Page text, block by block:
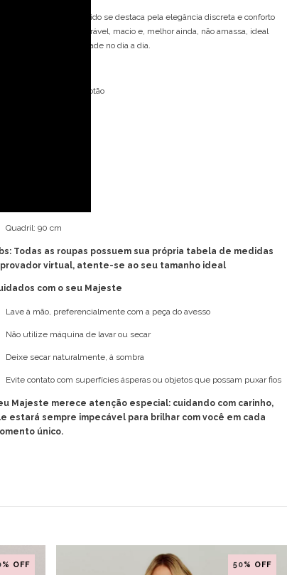
textura rústica, o tecido se destaca pela elegância discreta e conforto
toque. É resistente, durável, macio e, melhor ainda, não amassa, ideal
quem busca praticidade no dia a dia.
Zíper invisível e Botão
Quadril: 90 cm
Todas as roupas possuem sua própria tabela de medidas
virtual, atente-se ao seu tamanho ideal
com o seu Majeste
Lave à mão, preferencialmente com a peça do avesso
Não utilize máquina de lavar ou secar
Deixe secar naturalmente, à sombra
Evite contato com superfícies ásperas ou objetos que possam puxar fios
Majeste merece atenção especial: cuidando com carinho,
estará sempre impecável para brilhar com você em cada
único.
% OFF 50% OFF